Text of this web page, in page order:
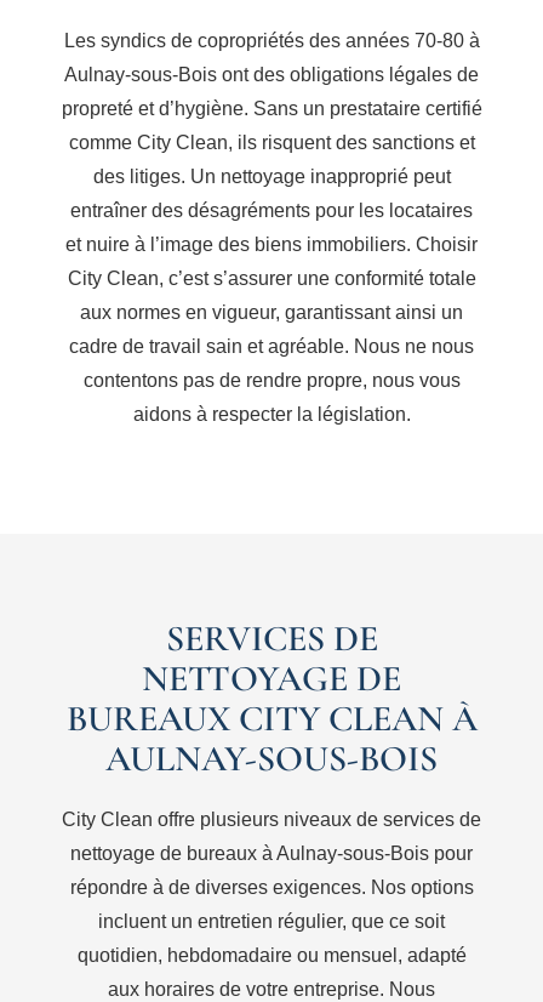
Les syndics de copropriétés des années 70-80 à
Aulnay-sous-Bois ont des obligations légales de
propreté et d’hygiène. Sans un prestataire certifié
comme City Clean, ils risquent des sanctions et
des litiges. Un nettoyage inapproprié peut
entraîner des désagréments pour les locataires
et nuire à l’image des biens immobiliers. Choisir
City Clean, c’est s’assurer une conformité totale
aux normes en vigueur, garantissant ainsi un
cadre de travail sain et agréable. Nous ne nous
contentons pas de rendre propre, nous vous
aidons à respecter la législation.
SERVICES DE
NETTOYAGE DE
BUREAUX CITY CLEAN À
AULNAY-SOUS-BOIS
City Clean offre plusieurs niveaux de services de
nettoyage de bureaux à Aulnay-sous-Bois pour
répondre à de diverses exigences. Nos options
incluent un entretien régulier, que ce soit
quotidien, hebdomadaire ou mensuel, adapté
aux horaires de votre entreprise. Nous